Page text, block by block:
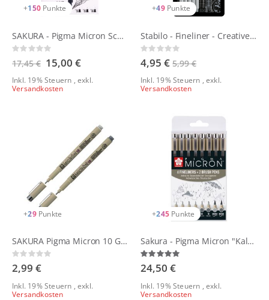
+150 Punkte
SAKURA - Pigma Micron Schwarz Edition Set | 6 Fineliner + gratis Stiftetui
Rating:
0%
17,45 € Sonderangebot
15,00 €
Inkl. 19% Steuern ,exkl.
Versandkosten
+49 Punkte
Stabilo - Fineliner - Creative Tips Arty
Rating:
0%
4,95 € 5,99 €
Inkl. 19% Steuern ,exkl.
Versandkosten
+29 Punkte
SAKURA Pigma Micron 10 Grau
Rating:
0%
2,99 €
Inkl. 19% Steuern ,exkl.
Versandkosten
+245 Punkte
Sakura - Pigma Micron "Kaltgrau" 8er Set
Bewertung:
100%
24,50 €
Inkl. 19% Steuern ,exkl.
Versandkosten